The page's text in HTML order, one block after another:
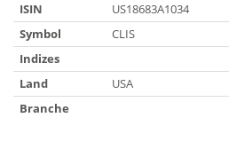
ISIN
US18683A1034
Symbol
CLIS
Indizes
Land
USA
Branche